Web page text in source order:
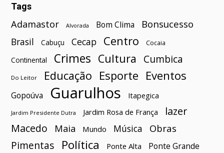
Tags
Adamastor Alvorada Bom Clima Bonsucesso
Brasil Cabuçu Cecap Centro Cocaia
Continental Crimes Cultura Cumbica
Do Leitor Educação Esporte Eventos
Gopoúva Guarulhos Itapegica
Jardim Presidente Dutra Jardim Rosa de França
lazer
Macedo
Maia Mundo Música Obras
Pimentas Política Ponte Alta Ponte Grande